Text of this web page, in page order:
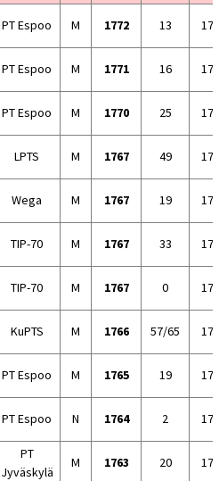
PT Espoo M 1772 13
PT Espoo M 1771 16
PT Espoo M 1770 25
LPTS M 1767 49
Wega M 1767 19
TIP-70 M 1767 33
TIP-70 M 1767 0
KuPTS M 1766 57/65
PT Espoo M 1765 19
PT Espoo N 1764 2
PT
Jyväskylä
M 1763 20